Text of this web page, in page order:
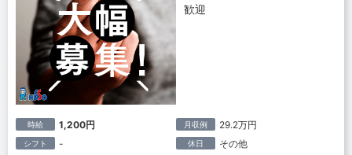
歓迎
時給 1,200円 月収例 29.2万円
シフト - 休日 その他